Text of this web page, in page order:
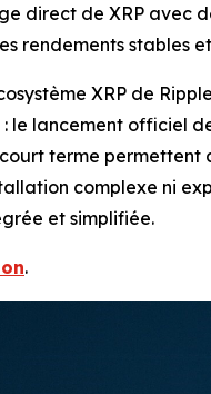
direct de XRP avec
rendements stables
XRP de
lancement officiel
terme
complexe ni
et simplifiée.
.